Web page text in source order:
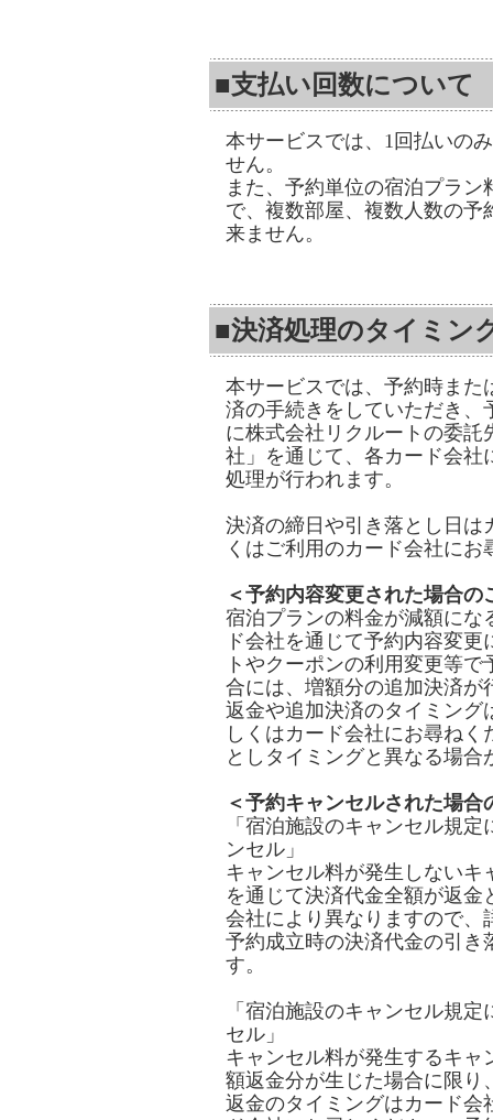
■支払い回数について
本サービスでは、1回払いの
せん。
また、予約単位の宿泊プラ
で、複数部屋、複数人数の
来ません。
■決済処理のタイミン
本サービスでは、予約時また
済の手続きをしていただき、
に株式会社リクルートの委託
社」を通じて、各カード会社
処理が行われます。
決済の締日や引き落とし日は
くはご利用のカード会社にお
＜予約内容変更された場合の
宿泊プランの料金が減額にな
ド会社を通じて予約内容変
トやクーポンの利用変更等
合には、増額分の追加決済が
返金や追加決済のタイミング
しくはカード会社にお尋ね
としタイミングと異なる場合
＜予約キャンセルされた場合
「宿泊施設のキャンセル規
ンセル」
キャンセル料が発生しない
を通じて決済代金全額が返
会社により異なりますので、
予約成立時の決済代金の引き
す。
「宿泊施設のキャンセル規
セル」
キャンセル料が発生するキ
額返金分が生じた場合に限り
返金のタイミングはカード会